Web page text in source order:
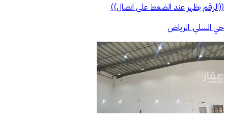
((الرقم يظهر عند الضغط على اتصال))
حي السلي, الرياض